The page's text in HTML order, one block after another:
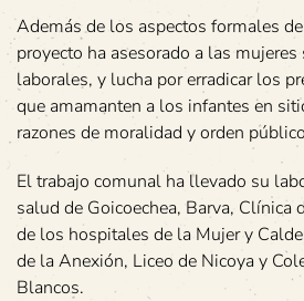
Además de los aspectos formales
proyecto ha asesorado a las
laborales, y lucha por erradicar los
que amamanten a los infantes en
razones de moralidad y orden
El trabajo comunal ha llevado su
salud de Goicoechea, Barva, Clínica
de los hospitales de la Mujer y
de la Anexión, Liceo de Nicoya y
Blancos.